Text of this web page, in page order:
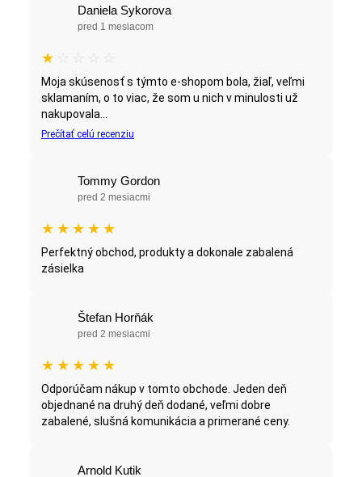
Daniela Sykorova
pred 1 mesiacom
★ ☆ ☆ ☆ ☆
Moja skúsenosť s týmto e-shopom bola, žiaľ, veľmi
sklamaním, o to viac, že som u nich v minulosti už
nakupovala...
Prečítať celú recenziu
Tommy Gordon
pred 2 mesiacmi
★ ★ ★ ★ ★
Perfektný obchod, produkty a dokonale zabalená
zásielka
Štefan Horňák
pred 2 mesiacmi
★ ★ ★ ★ ★
Odporúčam nákup v tomto obchode. Jeden deň
objednané na druhý deň dodané, veľmi dobre
zabalené, slušná komunikácia a primerané ceny.
Arnold Kutik